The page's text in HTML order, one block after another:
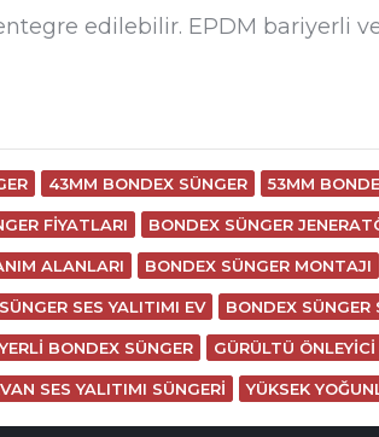
edilebilir. EPDM bariyerli
43MM BONDEX SÜNGER 53MM
FIYATLARI BONDEX SÜNGER
ALANLARI BONDEX SÜNGER MONTAJI
SES YALITIMI EV BONDEX SÜNGER
BONDEX SÜNGER GÜRÜLTÜ
SES YALITIMI SÜNGERI YÜKSEK